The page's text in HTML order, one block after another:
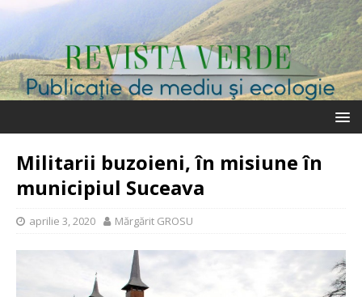
Militarii buzoieni, în misiune în
municipiul Suceava
aprilie 3, 2020 Mărgărit GROSU